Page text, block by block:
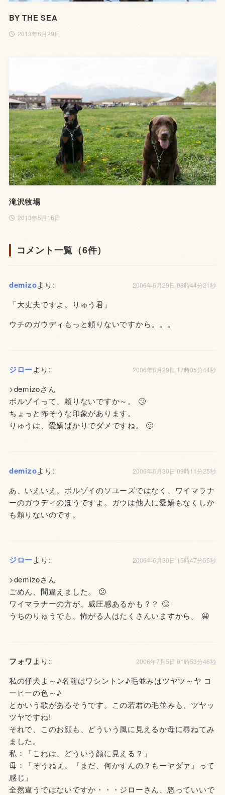
BY THE SEA
2013年6月29日
滝沢牧場
2013年5月16日
コメント一覧（6件）
demizoより: 2006年6月29日 08時44分21秒
「大丈夫ですよ。りゅう君」
ウチのガウディもっと頼りないですから。。。
ジローより: 2006年6月29日 17時05分44秒
>demizoさん
ボルゾイって、頼りないですか～。 🙄
ちょっと怖そうな印象があります。
りゅうは、愛嬌ばかりでダメですね。 🙂
demizoより: 2006年6月30日 09時11分25秒
あ、いえいえ。ボルゾイのソユーズではなく、ワイマラナ
ーのガウディのほうですよ。ガウは他人に愛嬌もなくしか
も頼りないのです。
ジローより: 2006年6月30日 15時47分55秒
>demizoさん
ごめん、間違えました。 😕
ワイマラナーの方が、威圧感あるかも？？ 🙄
うちのりゅうでも、怖がる人はたくさんいますから。 😀
フォワより: 2006年7月5日 01時53分46秒
私の仔犬よ～♪名前はワシントン♪毛並みはツヤツ～ヤ コ
ーヒーの色～♪
とかいう歌があるそうです。この若君の毛並みも、ツヤッ
ツヤですね!
それで、このお顔も、どういう風に見えるか母に尋ねてみ
ました。
私：「これは、どういう顔に見える？」
母：「そうねぇ。『まだ、何かすんの？もーヤダァ』って
感じ」
全然違うではないですか・・・ジローさん、怒っていいで